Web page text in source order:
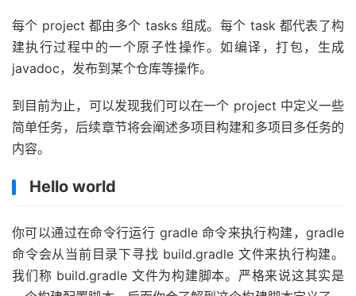
每个 project 都由多个 tasks 组成。每个 task 都代表了构
建执行过程中的一个原子性操作。如编译，打包，生成
javadoc，发布到某个仓库等操作。
到目前为止，可以发现我们可以在一个 project 中定义一些
简单任务，后续章节将会阐述多项目构建和多项目多任务的
内容。
Hello world
你可以通过在命令行运行 gradle 命令来执行构建，gradle
命令会从当前目录下寻找 build.gradle 文件来执行构建。
我们称 build.gradle 文件为构建脚本。严格来说这其实是